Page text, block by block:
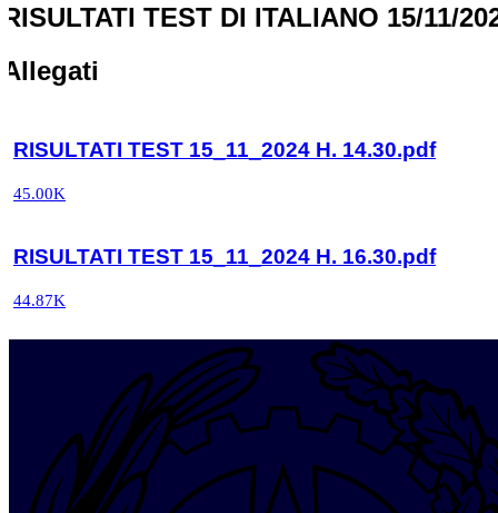
RISULTATI TEST DI ITALIANO 15/11/
Allegati
RISULTATI TEST 15_11_2024 H. 14.30.pdf
45.00K
RISULTATI TEST 15_11_2024 H. 16.30.pdf
44.87K